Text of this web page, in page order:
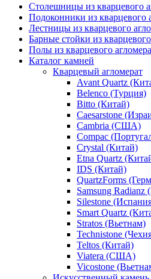
Столешницы из кварцевого
Подоконники из кварцевого
Лестницы из кварцевого
Барные стойки из
Полы из кварцевого
Каталог камней
Кварцевый агломерат
Avant Quartz
Belenco (Турция)
Bitto (Китай)
Caesarstone
Cambria (США)
Compac
Crystal (Китай)
Etna Quartz
IDS (Китай)
QuartzForms
Samsung
Silestone
Smart Quartz
Stratos (Вьетнам)
Technistone
Teltos (Китай)
Viatera (США)
Vicostone